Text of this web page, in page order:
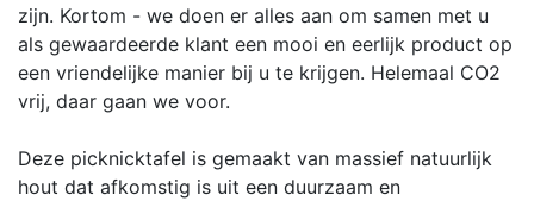
zijn. Kortom - we doen er alles aan om samen met u
als gewaardeerde klant een mooi en eerlijk product op
een vriendelijke manier bij u te krijgen. Helemaal CO2
vrij, daar gaan we voor.
Deze picknicktafel is gemaakt van massief natuurlijk
hout dat afkomstig is uit een duurzaam en